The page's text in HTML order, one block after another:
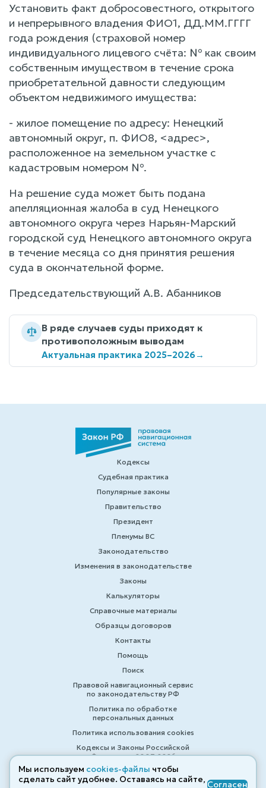
Установить факт добросовестного, открытого
и непрерывного владения ФИО1, ДД.ММ.ГГГГ
года рождения (страховой номер
индивидуального лицевого счёта: № как своим
собственным имуществом в течение срока
приобретательной давности следующим
объектом недвижимого имущества:
- жилое помещение по адресу: Ненецкий
автономный округ, п. ФИО8, <адрес>,
расположенное на земельном участке с
кадастровым номером №.
На решение суда может быть подана
апелляционная жалоба в суд Ненецкого
автономного округа через Нарьян-Марский
городской суд Ненецкого автономного округа
в течение месяца со дня принятия решения
суда в окончательной форме.
Председательствующий А.В. Абанников
В ряде случаев суды приходят к
противоположным выводам
Актуальная практика 2025–2026→
Кодексы
Судебная практика
Популярные законы
Правительство
Президент
Пленумы ВС
Законодательство
Изменения в законодательстве
Законы
Калькуляторы
Справочные материалы
Образцы договоров
Контакты
Помощь
Поиск
Правовой навигационный сервис
по законодательству РФ
Политика по обработке
персональных данных
Политика использования cookies
Кодексы и Законы Российской
Федерации 2007-2026
Мы используем cookies-файлы чтобы
сделать сайт удобнее. Оставаясь на сайте, Согласен